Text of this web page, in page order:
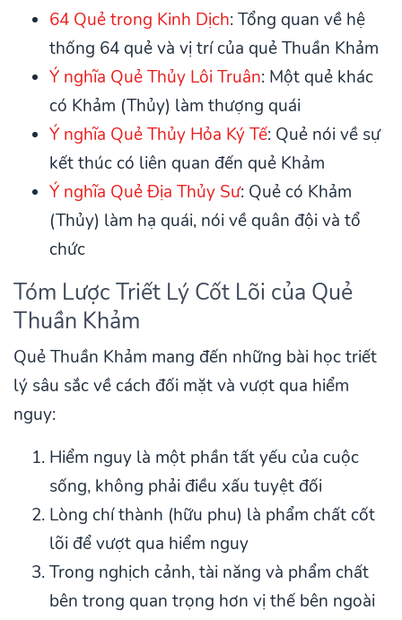
64 Quẻ trong Kinh Dịch: Tổng quan về hệ
thống 64 quẻ và vị trí của quẻ Thuần Khảm
Ý nghĩa Quẻ Thủy Lôi Truân: Một quẻ khác
có Khảm (Thủy) làm thượng quái
Ý nghĩa Quẻ Thủy Hỏa Ký Tế: Quẻ nói về sự
kết thúc có liên quan đến quẻ Khảm
Ý nghĩa Quẻ Địa Thủy Sư: Quẻ có Khảm
(Thủy) làm hạ quái, nói về quân đội và tổ
chức
Tóm Lược Triết Lý Cốt Lõi của Quẻ
Thuần Khảm
Quẻ Thuần Khảm mang đến những bài học triết
lý sâu sắc về cách đối mặt và vượt qua hiểm
nguy:
Hiểm nguy là một phần tất yếu của cuộc
sống, không phải điều xấu tuyệt đối
Lòng chí thành (hữu phu) là phẩm chất cốt
lõi để vượt qua hiểm nguy
Trong nghịch cảnh, tài năng và phẩm chất
bên trong quan trọng hơn vị thế bên ngoài